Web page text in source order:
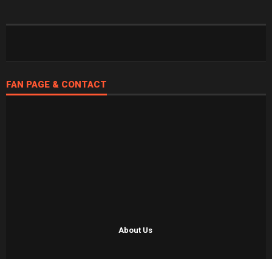
FAN PAGE & CONTACT
About Us